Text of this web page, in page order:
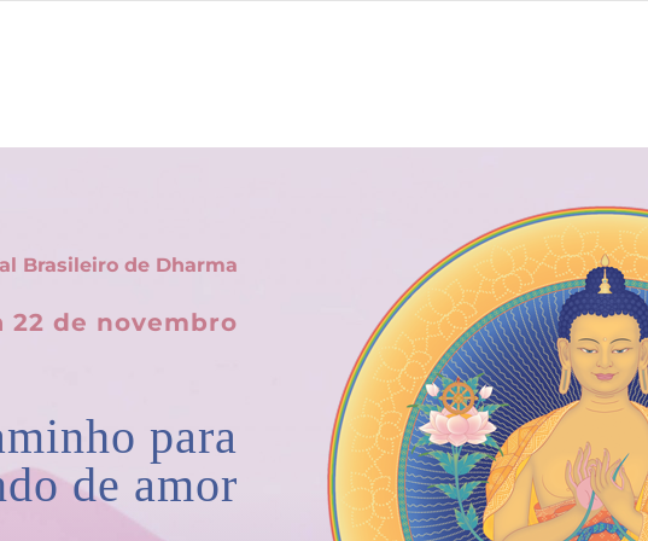
Brasileiro de Dharma
22 de novembro
para
de amor